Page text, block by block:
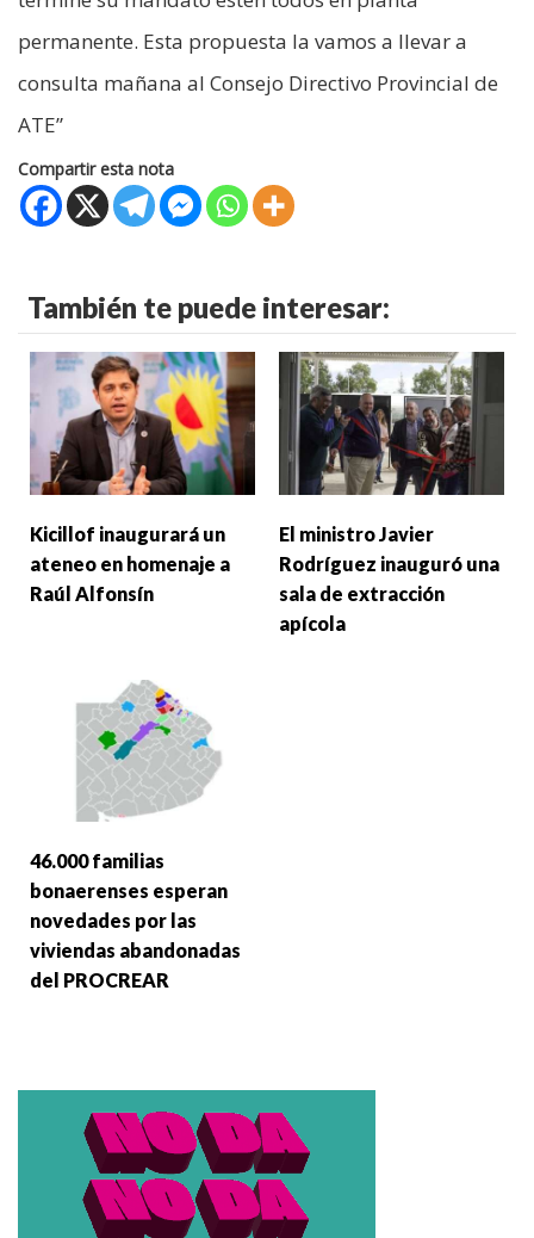
permanente. Esta propuesta la vamos a llevar a
consulta mañana al Consejo Directivo Provincial de
ATE”
Compartir esta nota
También te puede interesar:
Kicillof inaugurará un
ateneo en homenaje a
Raúl Alfonsín
El ministro Javier
Rodríguez inauguró una
sala de extracción
apícola
46.000 familias
bonaerenses esperan
novedades por las
viviendas abandonadas
del PROCREAR